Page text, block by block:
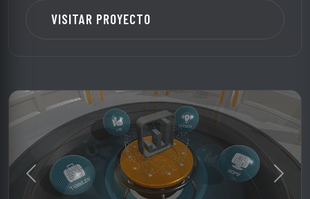
VISITAR PROYECTO